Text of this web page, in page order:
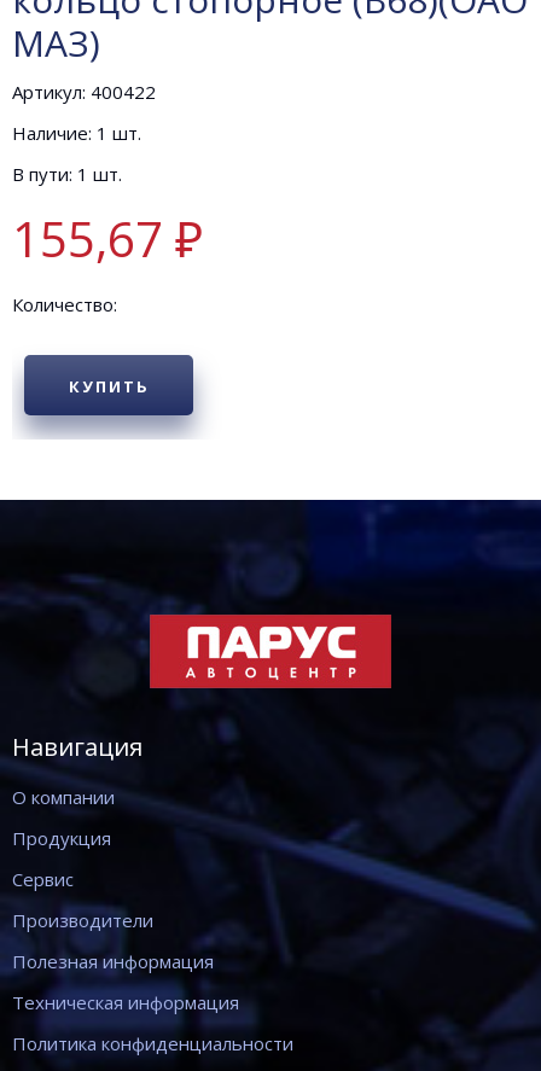
МАЗ)
Артикул: 400422
Наличие: 1 шт.
В пути: 1 шт.
155,67 ₽
Количество:
КУПИТЬ
Навигация
О компании
Продукция
Сервис
Производители
Полезная информация
Техническая информация
Политика конфиденциальности